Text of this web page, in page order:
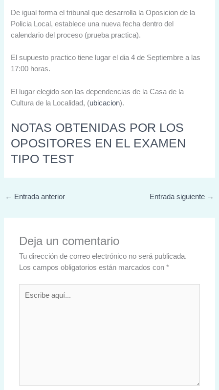
De igual forma el tribunal que desarrolla la Oposicion de la
Policia Local, establece una nueva fecha dentro del
calendario del proceso (prueba practica).
El supuesto practico tiene lugar el dia 4 de Septiembre a las
17:00 horas.
El lugar elegido son las dependencias de la Casa de la
Cultura de la Localidad, (ubicacion).
NOTAS OBTENIDAS POR LOS
OPOSITORES EN EL EXAMEN
TIPO TEST
← Entrada anterior Entrada siguiente →
Deja un comentario
Tu dirección de correo electrónico no será publicada.
Los campos obligatorios están marcados con*
aquí...